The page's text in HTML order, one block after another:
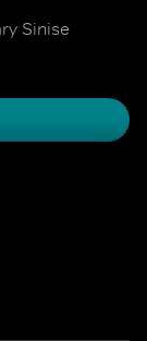
Sinise